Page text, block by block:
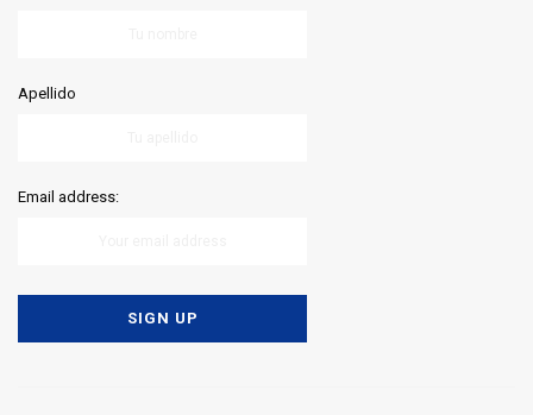
Apellido
Email address: